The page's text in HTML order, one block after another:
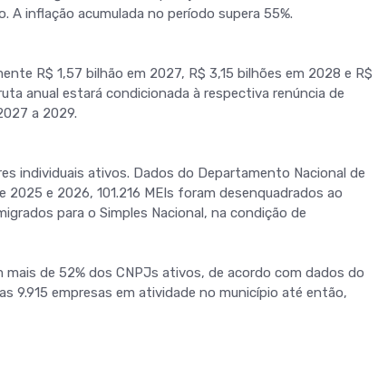
inflação acumulada no período supera 55%.
R$ 1,57 bilhão em 2027, R$ 3,15 bilhões em 2028 e R$
anual estará condicionada à respectiva renúncia de
a 2029.
individuais ativos. Dados do Departamento Nacional de
e 2026, 101.216 MEIs foram desenquadrados ao
para o Simples Nacional, na condição de
de 52% dos CNPJs ativos, de acordo com dados do
9.915 empresas em atividade no município até então,